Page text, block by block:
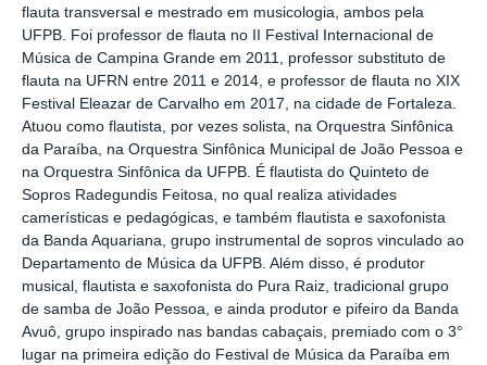
flauta transversal e mestrado em musicologia, ambos pela
UFPB. Foi professor de flauta no II Festival Internacional de
Música de Campina Grande em 2011, professor substituto de
flauta na UFRN entre 2011 e 2014, e professor de flauta no XIX
Festival Eleazar de Carvalho em 2017, na cidade de Fortaleza.
Atuou como flautista, por vezes solista, na Orquestra Sinfônica
da Paraíba, na Orquestra Sinfônica Municipal de João Pessoa e
na Orquestra Sinfônica da UFPB. É flautista do Quinteto de
Sopros Radegundis Feitosa, no qual realiza atividades
camerísticas e pedagógicas, e também flautista e saxofonista
da Banda Aquariana, grupo instrumental de sopros vinculado ao
Departamento de Música da UFPB. Além disso, é produtor
musical, flautista e saxofonista do Pura Raiz, tradicional grupo
de samba de João Pessoa, e ainda produtor e pifeiro da Banda
Avuô, grupo inspirado nas bandas cabaçais, premiado com o 3°
lugar na primeira edição do Festival de Música da Paraíba em